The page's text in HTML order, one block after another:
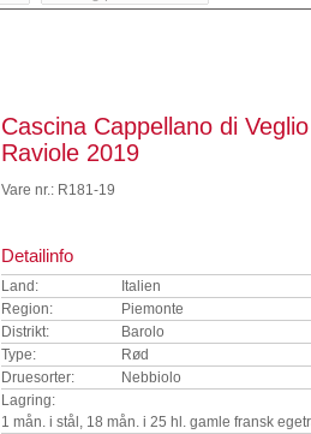
Cascina Cappellano di
Raviole 2019
Vare nr.: R181-19
Detailinfo
Land:
Italien
Region:
Piemonte
Distrikt:
Barolo
Type:
Rød
Druesorter:
Nebbiolo
Lagring:
1 mån. i stål, 18 mån. i 25 hl. gamle fransk